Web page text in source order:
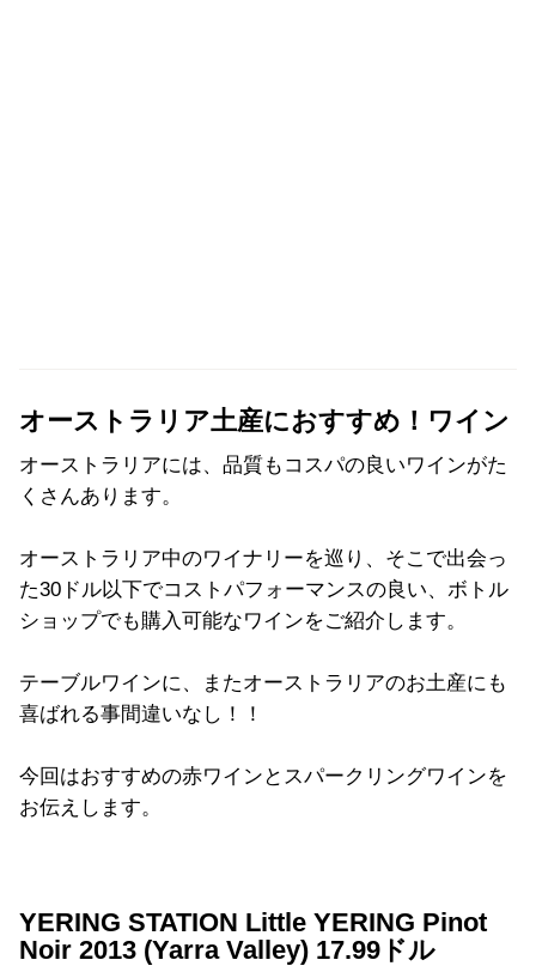
オーストラリア土産におすすめ！ワイン
オーストラリアには、品質もコスパの良いワインがた
くさんあります。
オーストラリア中のワイナリーを巡り、そこで出会っ
た30ドル以下でコストパフォーマンスの良い、ボトル
ショップでも購入可能なワインをご紹介します。
テーブルワインに、またオーストラリアのお土産にも
喜ばれる事間違いなし！！
今回はおすすめの赤ワインとスパークリングワインを
お伝えします。
YERING STATION Little YERING Pinot
Noir 2013 (Yarra Valley) 17.99ドル